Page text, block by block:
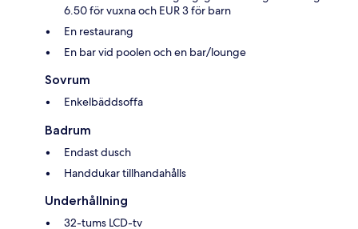
6.50 för vuxna och EUR 3 för barn
En restaurang
En bar vid poolen och en bar/lounge
Sovrum
Enkelbäddsoffa
Badrum
Endast dusch
Handdukar tillhandahålls
Underhållning
32-tums LCD-tv